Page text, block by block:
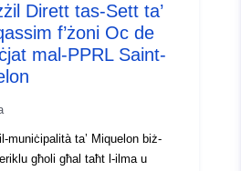
Riżorsa:
http://inspire.ec.europa.eu/
codelist/ResourceType/services
Dirett tas-Sett ta’
f’żoni Oc de
mal-PPRL Saint-
muniċipalità ta’ Miquelon biż-
għoli għal taħt l-ilma u